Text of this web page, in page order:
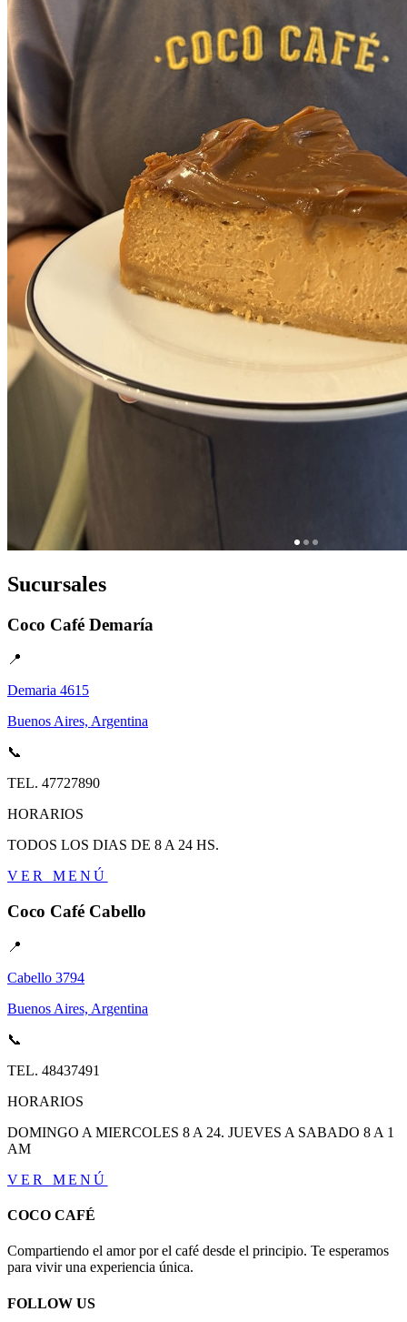
Sucursales
Coco Café Demaría
📍
Demaria 4615
Buenos Aires, Argentina
📞
TEL. 47727890
HORARIOS
TODOS LOS DIAS DE 8 A 24 HS.
VER MENÚ
Coco Café Cabello
📍
Cabello 3794
Buenos Aires, Argentina
📞
TEL. 48437491
HORARIOS
DOMINGO A MIERCOLES 8 A 24. JUEVES A SABADO 8 A 1
AM
VER MENÚ
COCO CAFÉ
Compartiendo el amor por el café desde el principio. Te esperamos
para vivir una experiencia única.
FOLLOW US